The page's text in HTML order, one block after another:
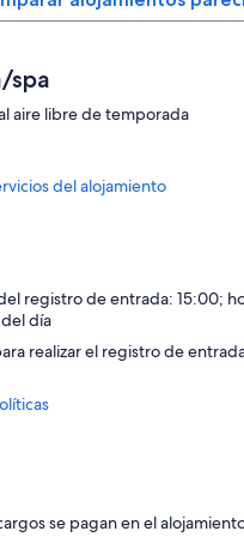
€
spa
aire libre de temporada
del alojamiento
registro de entrada: 15:00;
día
realizar el registro de
se pagan en el